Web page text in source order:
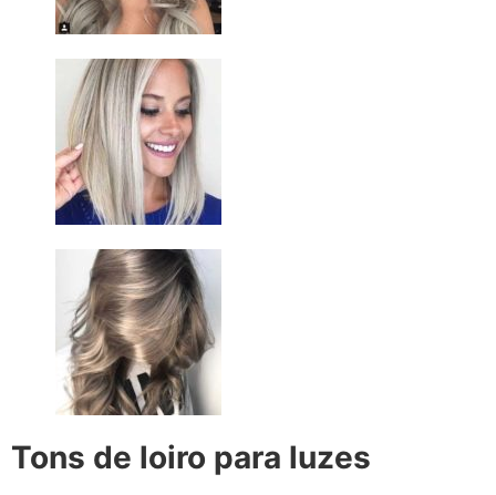
Tons de loiro para luzes